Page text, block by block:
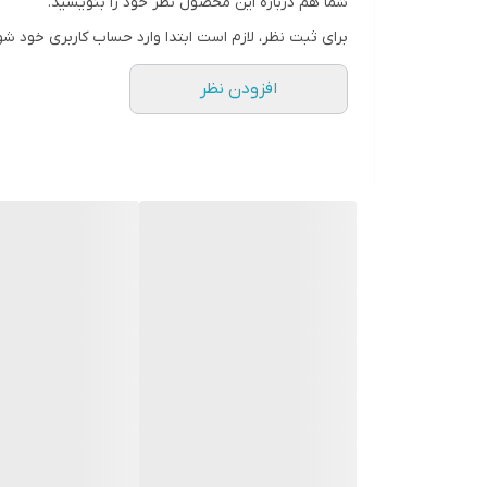
برای ثبت نظر، لازم است ابتدا وارد حساب کاربری خود
افزودن نظر